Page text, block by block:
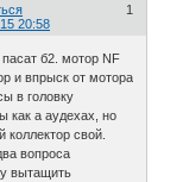
1
20:58
б2. мотор NF
и впрыск от мотора
в головку
как а аудехах, но
коллектор свой.
вопроса
вытащить